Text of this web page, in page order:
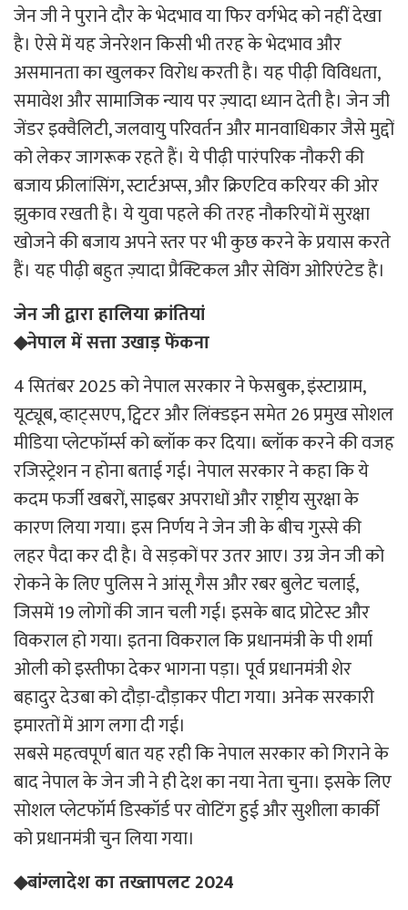
जेन जी ने पुराने दौर के भेदभाव या फिर वर्गभेद को नहीं देखा
है। ऐसे में यह जेनरेशन किसी भी तरह के भेदभाव और
असमानता का खुलकर विरोध करती है। यह पीढ़ी विविधता,
समावेश और सामाजिक न्याय पर ज़्यादा ध्यान देती है। जेन जी
जेंडर इक्वैलिटी, जलवायु परिवर्तन और मानवाधिकार जैसे मुद्दों
को लेकर जागरूक रहते हैं। ये पीढ़ी पारंपरिक नौकरी की
बजाय फ्रीलांसिंग, स्टार्टअप्स, और क्रिएटिव करियर की ओर
झुकाव रखती है। ये युवा पहले की तरह नौकरियों में सुरक्षा
खोजने की बजाय अपने स्तर पर भी कुछ करने के प्रयास करते
हैं। यह पीढ़ी बहुत ज़्यादा प्रैक्टिकल और सेविंग ओरिएंटेड है।
जेन जी द्वारा हालिया क्रांतियां
◆नेपाल में सत्ता उखाड़ फेंकना
4 सितंबर 2025 को नेपाल सरकार ने फेसबुक, इंस्टाग्राम,
यूट्यूब, व्हाट्सएप, ट्विटर और लिंक्डइन समेत 26 प्रमुख सोशल
मीडिया प्लेटफॉर्म्स को ब्लॉक कर दिया। ब्लॉक करने की वजह
रजिस्ट्रेशन न होना बताई गई। नेपाल सरकार ने कहा कि ये
कदम फर्जी खबरों, साइबर अपराधों और राष्ट्रीय सुरक्षा के
कारण लिया गया। इस निर्णय ने जेन जी के बीच गुस्से की
लहर पैदा कर दी है। वे सड़कों पर उतर आए। उग्र जेन जी को
रोकने के लिए पुलिस ने आंसू गैस और रबर बुलेट चलाई,
जिसमें 19 लोगों की जान चली गई। इसके बाद प्रोटेस्ट और
विकराल हो गया। इतना विकराल कि प्रधानमंत्री के पी शर्मा
ओली को इस्तीफा देकर भागना पड़ा। पूर्व प्रधानमंत्री शेर
बहादुर देउबा को दौड़ा-दौड़ाकर पीटा गया। अनेक सरकारी
इमारतों में आग लगा दी गई।
सबसे महत्वपूर्ण बात यह रही कि नेपाल सरकार को गिराने के
बाद नेपाल के जेन जी ने ही देश का नया नेता चुना। इसके लिए
सोशल प्लेटफॉर्म डिस्कॉर्ड पर वोटिंग हुई और सुशीला कार्की
को प्रधानमंत्री चुन लिया गया।
◆बांग्लादेश का तख्तापलट 2024